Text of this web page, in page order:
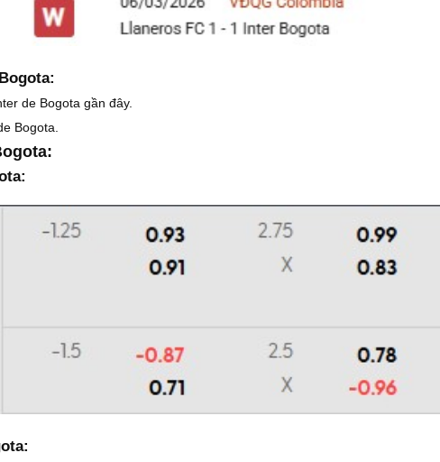
de Bogota gần đây.
Bogota.